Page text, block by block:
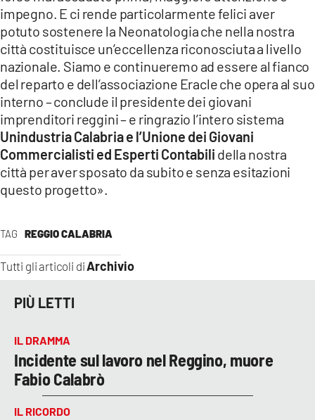
TAG REGGIO CALABRIA
Tutti gli articoli diArchivio
impegno. E ci rende particolarmente felici aver
potuto sostenere la Neonatologia che nella nostra
città costituisce un’eccellenza riconosciuta a livello
nazionale. Siamo e continueremo ad essere al fianco
del reparto e dell’associazione Eracle che opera al suo
interno – conclude il presidente dei giovani
imprenditori reggini – e ringrazio l’intero sistema
Unindustria Calabria e l’Unione dei Giovani
Commercialisti ed Esperti Contabili della nostra
città per aver sposato da subito e senza esitazioni
questo progetto».
PIÙ LETTI
IL DRAMMA
Incidente sul lavoro nel Reggino, muore
Fabio Calabrò
IL RICORDO